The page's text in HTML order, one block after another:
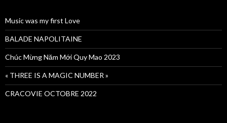
Music was my first Love
BALADE NAPOLITAINE
Chúc Mừng Năm Mới Quy Mao 2023
« THREE IS A MAGIC NUMBER »
CRACOVIE OCTOBRE 2022